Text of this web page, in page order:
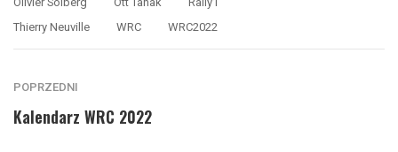
Thierry Neuville
WRC WRC2022
POPRZEDNI
Kalendarz WRC 2022